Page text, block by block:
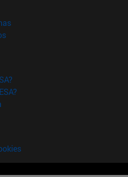
(abre en nueva ventana)
(abre en nueva ventana)